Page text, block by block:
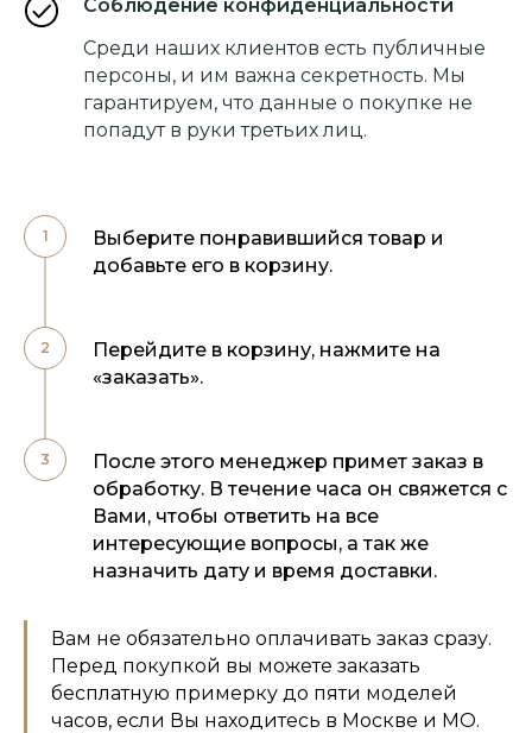
Соблюдение конфиденциальности
Среди наших клиентов есть публичные
персоны, и им важна секретность. Мы
гарантируем, что данные о покупке не
попадут в руки третьих лиц.
Выберите понравившийся товар и
добавьте его в корзину.
Перейдите в корзину, нажмите на
«заказать».
После этого менеджер примет заказ в
обработку. В течение часа он свяжется с
Вами, чтобы ответить на все
интересующие вопросы, а так же
назначить дату и время доставки.
Вам не обязательно оплачивать заказ сразу.
Перед покупкой вы можете заказать
бесплатную примерку до пяти моделей
часов, если Вы находитесь в Москве и МО.